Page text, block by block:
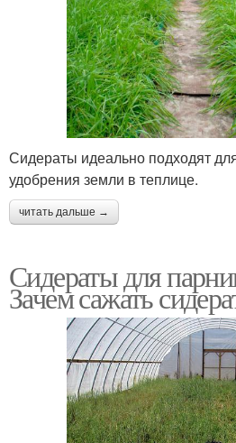
Сидераты идеально подходят
удобрения земли в теплице.
читать дальше →
Сидераты для
Зачем сажать